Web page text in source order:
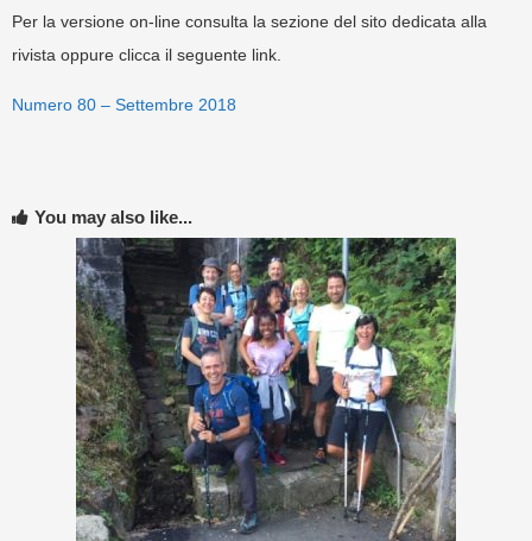
Per la versione on-line consulta la sezione del sito dedicata alla
rivista oppure clicca il seguente link.
Numero 80 – Settembre 2018
You may also like...